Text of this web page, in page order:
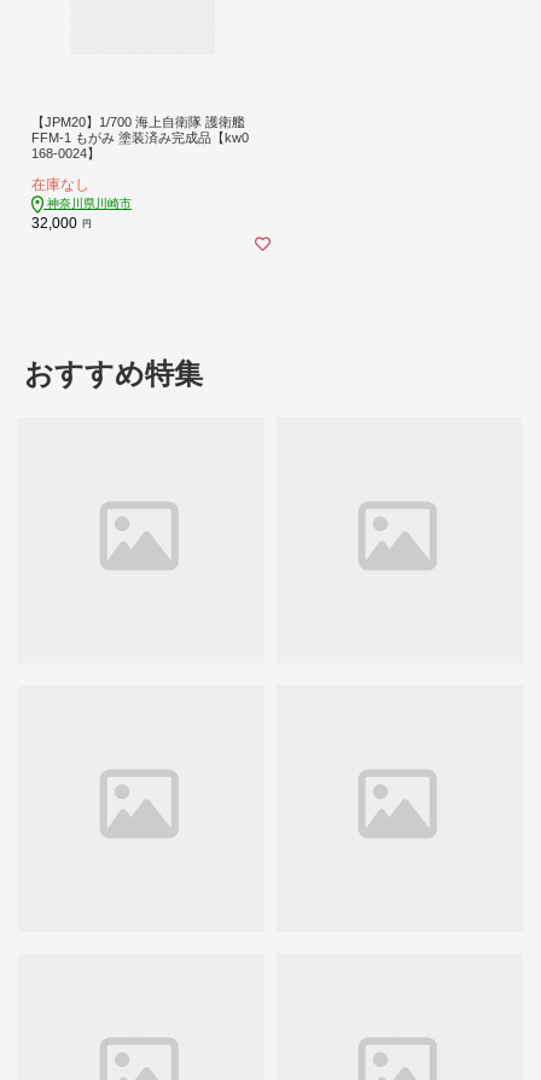
【JPM20】1/700 海上自衛隊 護衛艦
FFM-1 もがみ 塗装済み完成品【kw0
168-0024】
在庫なし
神奈川県川崎市
32,000 円
おすすめ特集